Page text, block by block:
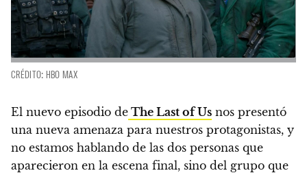
CRÉDITO: HBO MAX
El nuevo episodio de The Last of Us nos presentó
una nueva amenaza para nuestros protagonistas, y
no estamos hablando de las dos personas que
aparecieron en la escena final, sino del grupo que